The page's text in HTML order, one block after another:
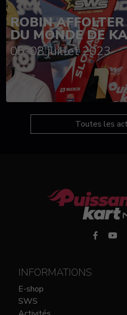
ROBIN
DU MONDE DE
05-08 juillet 2023
Toutes les
INFORMATIONS
E-shop
SWS